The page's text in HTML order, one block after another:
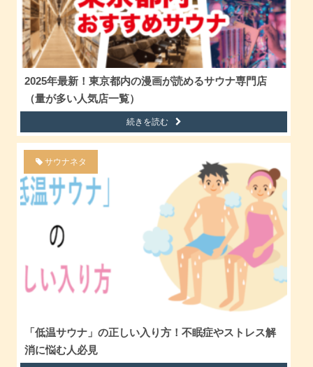
2025年最新！東京都内の漫画が読めるサウナ専門店
（量が多い人気店一覧）
続きを読む
サウナネタ
「低温サウナ」の正しい入り方！不眠症やストレス解
消に悩む人必見